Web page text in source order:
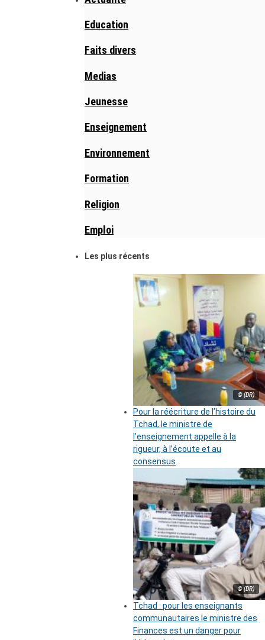
Education
Faits divers
Medias
Jeunesse
Enseignement
Environnement
Formation
Religion
Emploi
Les plus récents
© (DR)
Pour la réécriture de l’histoire du
Tchad, le ministre de
l’enseignement appelle à la
rigueur, à l’écoute et au
consensus
© (DR)
Tchad : pour les enseignants
communautaires le ministre des
Finances est un danger pour